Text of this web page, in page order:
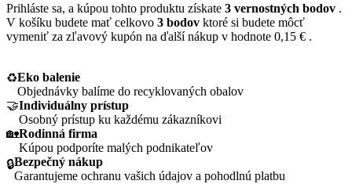
Prihláste sa, a kúpou tohto produktu získate 3 vernostných bodov .
V košíku budete mať celkovo 3 bodov ktoré si budete môcť
vymeniť za zľavový kupón na ďalší nákup v hodnote 0,15 € .
♻️Eko balenie
Objednávky balíme do recyklovaných obalov
🤝Individuálny prístup
Osobný prístup ku každému zákazníkovi
🏡Rodinná firma
Kúpou podporíte malých podnikateľov
🔒Bezpečný nákup
Garantujeme ochranu vašich údajov a pohodlnú platbu